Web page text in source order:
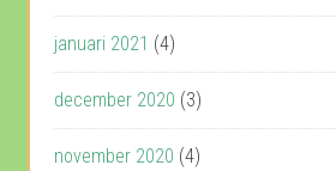
januari 2021 (4)
december 2020 (3)
november 2020 (4)